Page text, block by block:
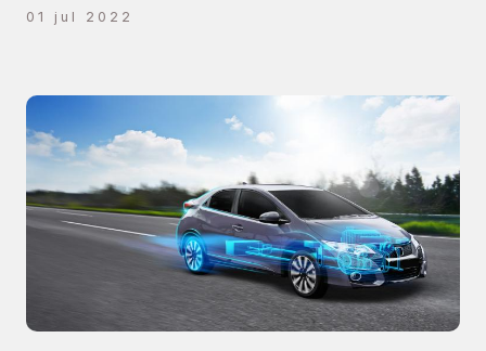
01 jul 2022